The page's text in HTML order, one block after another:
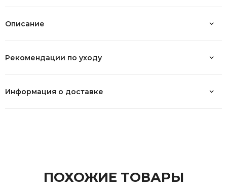
Описание
Рекомендации по уходу
Информация о доставке
ПОХОЖИЕ ТОВАРЫ